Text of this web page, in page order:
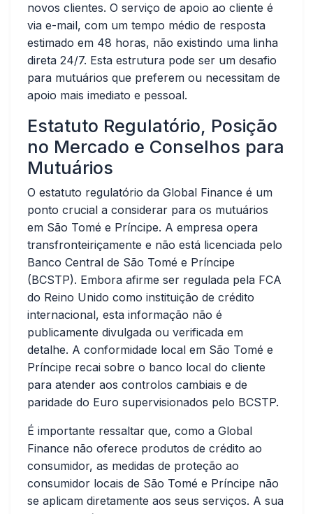
novos clientes. O serviço de apoio ao cliente é
via e-mail, com um tempo médio de resposta
estimado em 48 horas, não existindo uma linha
direta 24/7. Esta estrutura pode ser um desafio
para mutuários que preferem ou necessitam de
apoio mais imediato e pessoal.
Estatuto Regulatório, Posição
no Mercado e Conselhos para
Mutuários
O estatuto regulatório da Global Finance é um
ponto crucial a considerar para os mutuários
em São Tomé e Príncipe. A empresa opera
transfronteiriçamente e não está licenciada pelo
Banco Central de São Tomé e Príncipe
(BCSTP). Embora afirme ser regulada pela FCA
do Reino Unido como instituição de crédito
internacional, esta informação não é
publicamente divulgada ou verificada em
detalhe. A conformidade local em São Tomé e
Príncipe recai sobre o banco local do cliente
para atender aos controlos cambiais e de
paridade do Euro supervisionados pelo BCSTP.
É importante ressaltar que, como a Global
Finance não oferece produtos de crédito ao
consumidor, as medidas de proteção ao
consumidor locais de São Tomé e Príncipe não
se aplicam diretamente aos seus serviços. A sua